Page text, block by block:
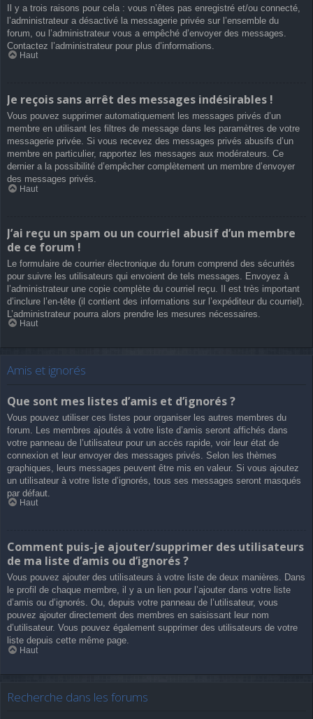
Il y a trois raisons pour cela : vous n’êtes pas enregistré et/ou connecté,
l’administrateur a désactivé la messagerie privée sur l’ensemble du
forum, ou l’administrateur vous a empêché d’envoyer des messages.
Contactez l’administrateur pour plus d’informations.
Haut
Je reçois sans arrêt des messages indésirables !
Vous pouvez supprimer automatiquement les messages privés d’un
membre en utilisant les filtres de message dans les paramètres de votre
messagerie privée. Si vous recevez des messages privés abusifs d’un
membre en particulier, rapportez les messages aux modérateurs. Ce
dernier a la possibilité d’empêcher complètement un membre d’envoyer
des messages privés.
Haut
J’ai reçu un spam ou un courriel abusif d’un membre
de ce forum !
Le formulaire de courrier électronique du forum comprend des sécurités
pour suivre les utilisateurs qui envoient de tels messages. Envoyez à
l’administrateur une copie complète du courriel reçu. Il est très important
d’inclure l’en-tête (il contient des informations sur l’expéditeur du courriel).
L’administrateur pourra alors prendre les mesures nécessaires.
Haut
Amis et ignorés
Que sont mes listes d’amis et d’ignorés ?
Vous pouvez utiliser ces listes pour organiser les autres membres du
forum. Les membres ajoutés à votre liste d’amis seront affichés dans
votre panneau de l’utilisateur pour un accès rapide, voir leur état de
connexion et leur envoyer des messages privés. Selon les thèmes
graphiques, leurs messages peuvent être mis en valeur. Si vous ajoutez
un utilisateur à votre liste d’ignorés, tous ses messages seront masqués
par défaut.
Haut
Comment puis-je ajouter/supprimer des utilisateurs
de ma liste d’amis ou d’ignorés ?
Vous pouvez ajouter des utilisateurs à votre liste de deux manières. Dans
le profil de chaque membre, il y a un lien pour l’ajouter dans votre liste
d’amis ou d’ignorés. Ou, depuis votre panneau de l’utilisateur, vous
pouvez ajouter directement des membres en saisissant leur nom
d’utilisateur. Vous pouvez également supprimer des utilisateurs de votre
liste depuis cette même page.
Haut
Recherche dans les forums